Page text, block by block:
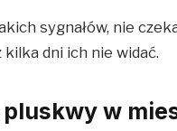
sygnałów, nie
dni ich nie widać.
w